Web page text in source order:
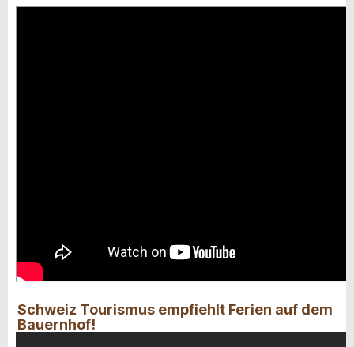
Schweiz Tourismus empfiehlt Ferien auf dem
Bauernhof!